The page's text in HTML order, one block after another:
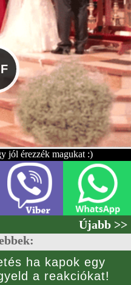
jól érezzék magukat :)
Újabb >>
ha kapok egy
a reakciókat!